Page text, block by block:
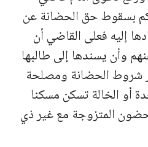
بسقوط حق الحضانة عن
إليه فعلى القاضي أن
وأن يسندها إلى طالبها
شروط الحضانة ومصلحة
أو الخالة تسكن مسكنا
المتزوجة مع غير ذي